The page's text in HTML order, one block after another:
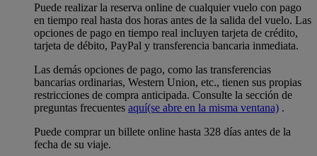
Puede realizar la reserva online de cualquier vuelo con pago
en tiempo real hasta dos horas antes de la salida del vuelo. Las
opciones de pago en tiempo real incluyen tarjeta de crédito,
tarjeta de débito, PayPal y transferencia bancaria inmediata.
Las demás opciones de pago, como las transferencias
bancarias ordinarias, Western Union, etc., tienen sus propias
restricciones de compra anticipada. Consulte la sección de
preguntas frecuentes aquí(se abre en la misma ventana) .
Puede comprar un billete online hasta 328 días antes de la
fecha de su viaje.